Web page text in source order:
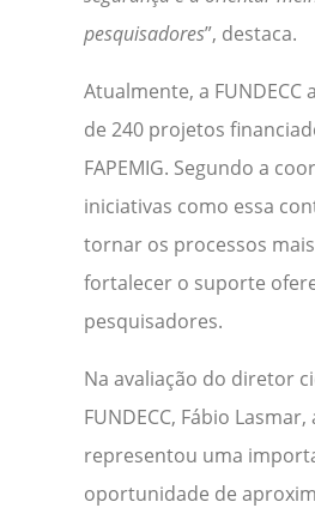
pesquisadores”, destaca.
Atualmente, a
de 240 projetos
FAPEMIG. Segundo a
iniciativas como essa
tornar os processos
fortalecer o suporte
pesquisadores.
Na avaliação do diretor
FUNDECC, Fábio
representou uma
oportunidade de